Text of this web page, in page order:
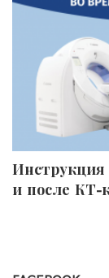
Инструкция
и после КТ-